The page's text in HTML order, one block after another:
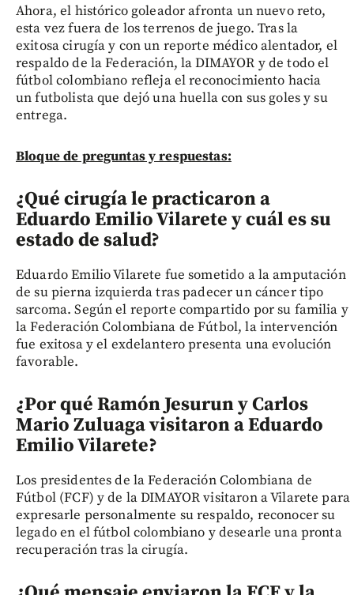
Ahora, el histórico goleador afronta un nuevo reto,
esta vez fuera de los terrenos de juego. Tras la
exitosa cirugía y con un reporte médico alentador, el
respaldo de la Federación, la DIMAYOR y de todo el
fútbol colombiano refleja el reconocimiento hacia
un futbolista que dejó una huella con sus goles y su
entrega.
Bloque de preguntas y respuestas:
¿Qué cirugía le practicaron a
Eduardo Emilio Vilarete y cuál es su
estado de salud?
Eduardo Emilio Vilarete fue sometido a la amputación
de su pierna izquierda tras padecer un cáncer tipo
sarcoma. Según el reporte compartido por su familia y
la Federación Colombiana de Fútbol, la intervención
fue exitosa y el exdelantero presenta una evolución
favorable.
¿Por qué Ramón Jesurun y Carlos
Mario Zuluaga visitaron a Eduardo
Emilio Vilarete?
Los presidentes de la Federación Colombiana de
Fútbol (FCF) y de la DIMAYOR visitaron a Vilarete para
expresarle personalmente su respaldo, reconocer su
legado en el fútbol colombiano y desearle una pronta
recuperación tras la cirugía.